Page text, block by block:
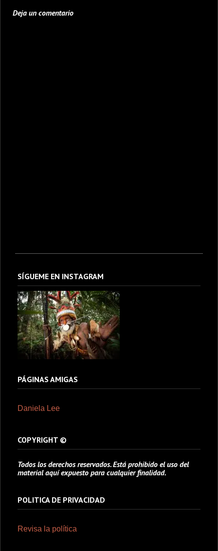
Deja un comentario
SÍGUEME EN INSTAGRAM
PÁGINAS AMIGAS
Daniela Lee
COPYRIGHT ©
Todos los derechos reservados. Está prohibido el uso del
material aquí expuesto para cualquier finalidad.
POLITICA DE PRIVACIDAD
Revisa la política